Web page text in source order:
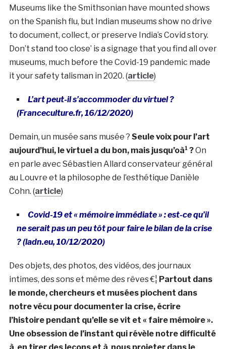
Museums like the Smithsonian have mounted shows
on the Spanish flu, but Indian museums show no drive
to document, collect, or preserve India’s Covid story.
Don’t stand too close’ is a signage that you find all over
museums, much before the Covid-19 pandemic made
it your safety talisman in 2020. (article)
L’art peut-il s’accommoder du virtuel ?
(Franceculture.fr, 16/12/2020)
Demain, un musée sans musée ? Seule voix pour l’art
aujourd’hui, le virtuel a du bon, mais jusqu’oà¹ ?On
en parle avec Sébastien Allard conservateur général
au Louvre et la philosophe de l’esthétique Danièle
Cohn. (article)
Covid-19 et « mémoire immédiate » : est-ce qu’il
ne serait pas un peu tôt pour faire le bilan de la crise
? (ladn.eu, 10/12/2020)
Des objets, des photos, des vidéos, des journaux
intimes, des sons et même des rêves €¦ Partout dans
le monde, chercheurs et musées piochent dans
notre vécu pour documenter la crise, écrire
l’histoire pendant qu’elle se vit et « faire mémoire ».
Une obsession de l’instant qui révèle notre difficulté
à en tirer des leçons et à nous projeter dans le